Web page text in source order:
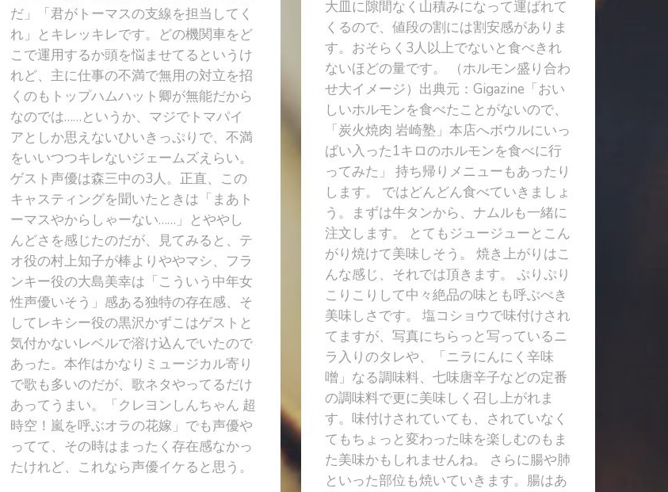
だ」「君がトーマスの支線を担当してく
れ」とキレッキレです。どの機関車をど
こで運用するか頭を悩ませてるというけ
れど、主に仕事の不満で無用の対立を招
くのもトップハムハット卿が無能だから
なのでは……というか、マジでトマパイ
アとしか思えないひいきっぷりで、不満
をいいつつキレないジェームズえらい。
ゲスト声優は森三中の3人。正直、この
キャスティングを聞いたときは「まあト
ーマスやからしゃーない……」とややし
んどさを感じたのだが、見てみると、テ
オ役の村上知子が棒よりややマシ、フラ
ンキー役の大島美幸は「こういう中年女
性声優いそう」感ある独特の存在感、そ
してレキシー役の黒沢かずこはゲストと
気付かないレベルで溶け込んでいたので
あった。本作はかなりミュージカル寄り
で歌も多いのだが、歌ネタやってるだけ
あってうまい。「クレヨンしんちゃん 超
時空！嵐を呼ぶオラの花嫁」でも声優や
ってて、その時はまったく存在感なかっ
たけれど、これなら声優イケると思う。
大皿に隙間なく山積みになって運ばれて
くるので、値段の割には割安感がありま
す。おそらく3人以上でないと食べきれ
ないほどの量です。 （ホルモン盛り合わ
せ大イメージ）出典元：Gigazine「おい
しいホルモンを食べたことがないので、
「炭火焼肉 岩崎塾」本店へボウルにいっ
ぱい入った1キロのホルモンを食べに行
ってみた」 持ち帰りメニューもあったり
します。 ではどんどん食べていきましょ
う。まずは牛タンから、ナムルも一緒に
注文します。 とてもジュージューとこん
がり焼けて美味しそう。 焼き上がりはこ
んな感じ、それでは頂きます。 ぷりぷり
こりこりして中々絶品の味とも呼ぶべき
美味しさです。 塩コショウで味付けされ
てますが、写真にちらっと写っているニ
ラ入りのタレや、「ニラにんにく辛味
噌」なる調味料、七味唐辛子などの定番
の調味料で更に美味しく召し上がれま
す。味付けされていても、されていなく
てもちょっと変わった味を楽しむのもま
た美味かもしれませんね。 さらに腸や肺
といった部位も焼いていきます。腸はあ